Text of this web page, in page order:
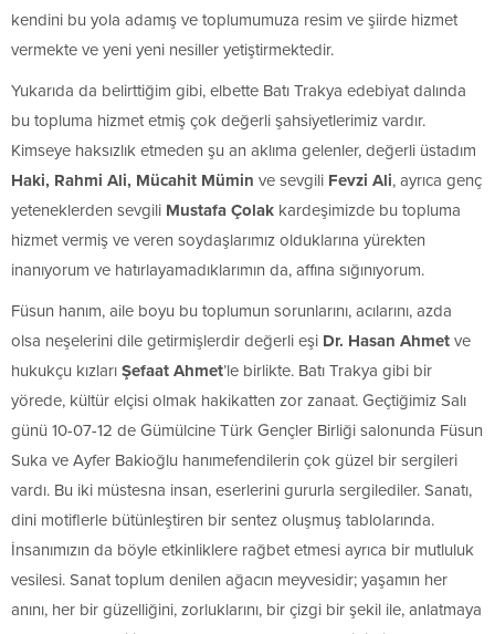
kendini bu yola adamış ve toplumumuza resim ve şiirde hizmet
vermekte ve yeni yeni nesiller yetiştirmektedir.
Yukarıda da belirttiğim gibi, elbette Batı Trakya edebiyat dalında
bu topluma hizmet etmiş çok değerli şahsiyetlerimiz vardır.
Kimseye haksızlık etmeden şu an aklıma gelenler, değerli üstadım
Haki, Rahmi Ali, Mücahit Mümin ve sevgili Fevzi Ali, ayrıca genç
yeteneklerden sevgili Mustafa Çolak kardeşimizde bu topluma
hizmet vermiş ve veren soydaşlarımız olduklarına yürekten
inanıyorum ve hatırlayamadıklarımın da, affına sığınıyorum.
Füsun hanım, aile boyu bu toplumun sorunlarını, acılarını, azda
olsa neşelerini dile getirmişlerdir değerli eşi Dr. Hasan Ahmet ve
hukukçu kızları Şefaat Ahmet’le birlikte. Batı Trakya gibi bir
yörede, kültür elçisi olmak hakikatten zor zanaat. Geçtiğimiz Salı
günü 10-07-12 de Gümülcine Türk Gençler Birliği salonunda Füsun
Suka ve Ayfer Bakioğlu hanımefendilerin çok güzel bir sergileri
vardı. Bu iki müstesna insan, eserlerini gururla sergilediler. Sanatı,
dini motiflerle bütünleştiren bir sentez oluşmuş tablolarında.
İnsanımızın da böyle etkinliklere rağbet etmesi ayrıca bir mutluluk
vesilesi. Sanat toplum denilen ağacın meyvesidir; yaşamın her
anını, her bir güzelliğini, zorluklarını, bir çizgi bir şekil ile, anlatmaya